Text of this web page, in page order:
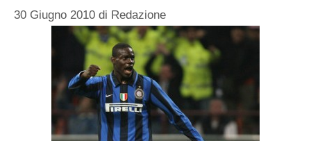
30 Giugno 2010 di Redazione